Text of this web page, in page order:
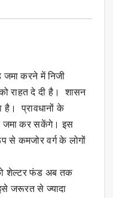
करने में निजी
राहत दे दी है। शासन
है। प्रावधानों के
जमा कर सकेंगे। इस
से कमजोर वर्ग के लोगों
को शेल्टर फंड अब तक
जरूरत से ज्यादा